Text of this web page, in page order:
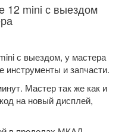
12 mini с выездом
с выездом, у мастера
и запчасти.
Мастер так же как и
на новый дисплей,